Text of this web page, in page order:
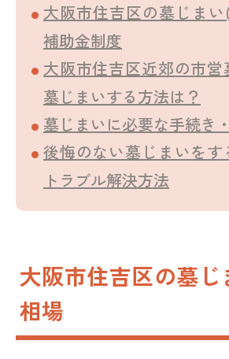
大阪市住吉区の墓じま
補助金制度
大阪市住吉区近郊の市営
墓じまいする方法は？
墓じまいに必要な手続き
後悔のない墓じまいをす
トラブル解決方法
大阪市住吉区の墓じ
相場